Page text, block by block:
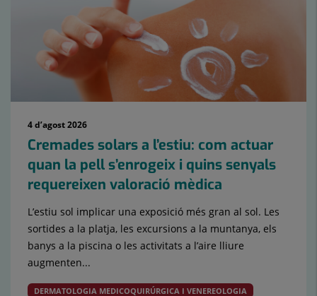
4 d’agost 2026
Cremades solars a l’estiu: com actuar
quan la pell s’enrogeix i quins senyals
requereixen valoració mèdica
L’estiu sol implicar una exposició més gran al sol. Les
sortides a la platja, les excursions a la muntanya, els
banys a la piscina o les activitats a l’aire lliure
augmenten...
DERMATOLOGIA MEDICOQUIRÚRGICA I VENEREOLOGIA